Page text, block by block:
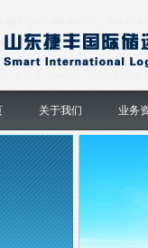
关于我们 业务